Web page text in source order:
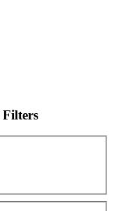
Filters